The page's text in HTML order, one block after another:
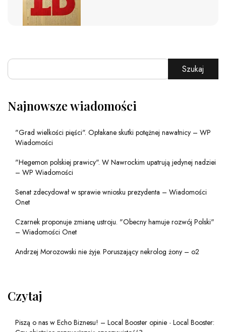
Szukaj
Najnowsze wiadomości
"Grad wielkości pięści". Opłakane skutki potężnej nawałnicy – WP
Wiadomości
"Hegemon polskiej prawicy". W Nawrockim upatrują jedynej nadziei
– WP Wiadomości
Senat zdecydował w sprawie wniosku prezydenta – Wiadomości
Onet
Czarnek proponuje zmianę ustroju. "Obecny hamuje rozwój Polski"
– Wiadomości Onet
Andrzej Morozowski nie żyje. Poruszający nekrolog żony – o2
Czytaj
Piszą o nas w Echo Biznesu! – Local Booster opinie - Local Booster: